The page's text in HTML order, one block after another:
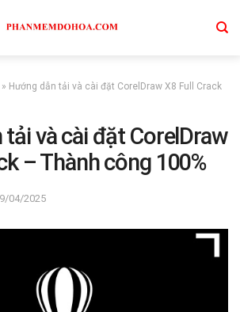
» Hướng dẫn tải và cài đặt CorelDraw X8 Full Crack
và cài đặt CorelDraw
– Thành công 100%
04/2025